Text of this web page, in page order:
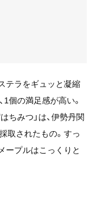
テラをギュッと凝縮
個の満足感が高い。
ちみつ」は、伊勢丹関
取されたもの。すっ
ープルはこっくりと